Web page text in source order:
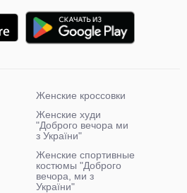
Женские кроссовки
Женские худи
"Доброго вечора ми
з України"
Женские спортивные
костюмы "Доброго
вечора, ми з
України"